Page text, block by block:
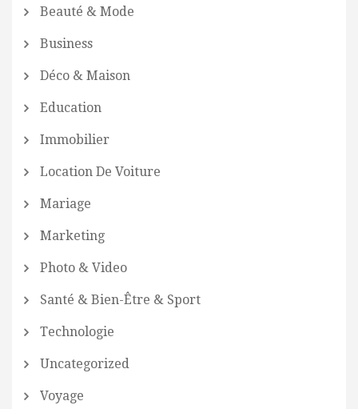
Beauté & Mode
Business
Déco & Maison
Education
Immobilier
Location De Voiture
Mariage
Marketing
Photo & Video
Santé & Bien-Être & Sport
Technologie
Uncategorized
Voyage